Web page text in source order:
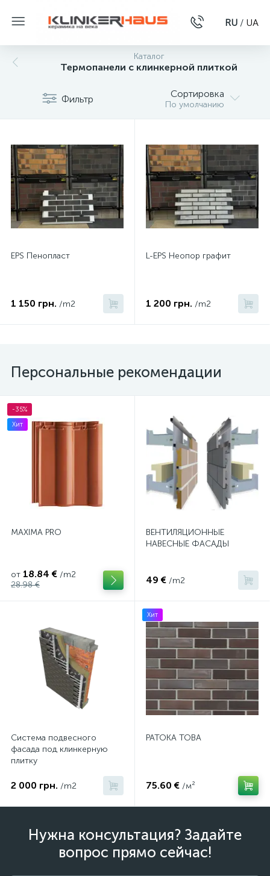
RU / UA
Каталог
Термопанели с клинкерной плиткой
Фильтр Сортировка
По умолчанию
EPS Пенопласт
1 150 грн. /m2
L-EPS Неопор графит
1 200 грн. /m2
Персональные рекомендации
-35%
Хит
MAXIMA PRO
от 18.84 € /m2
28.98 €
ВЕНТИЛЯЦИОННЫЕ
НАВЕСНЫЕ ФАСАДЫ
49 € /m2
Система подвесного
фасада под клинкерную
плитку
2 000 грн. /m2
Хит
PATOKA TOBA
75.60 € /м²
Нужна консультация? Задайте
вопрос прямо сейчас!